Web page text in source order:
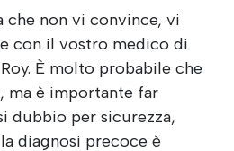
che non vi convince, vi
con il vostro medico di
È molto probabile che
ma è importante far
dubbio per sicurezza,
diagnosi precoce è